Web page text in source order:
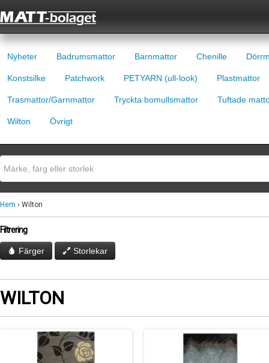
Nyheter Badrumsmattor Barnmattor Chenille
Konstsilke Patchwork PETYARN (ull-look) Plastmattor
Trasmattor/Garnmattor Tryckta bomullsmattor Tuftade
Wilton Övrigt
Hem › Wilton
Filtrering
Färger Storlekar
WILTON